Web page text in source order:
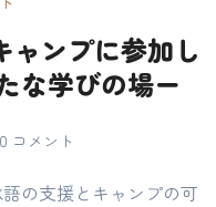
ンプに参加し
な学びの場ー
0 コメント